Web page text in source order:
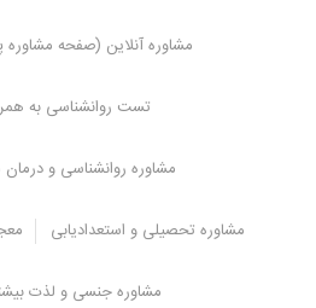
مشاوره آنلاین (صفحه
تست روانشناسی به
مشاوره روانشناسی و
مشاوره تحصیلی و استعدادیابی
مشاوره جنسی و لذت
زمینه های مختلف دیده اند و تخصص بالایی
استاد دانشگاه و دارای بیش از 15 سال سابقه کار می باشند.
خود را انتقال دهید.
مشتری مداری در سال های پیاپی باشد.
اولین بار در ایران استفاده می کند تا کم